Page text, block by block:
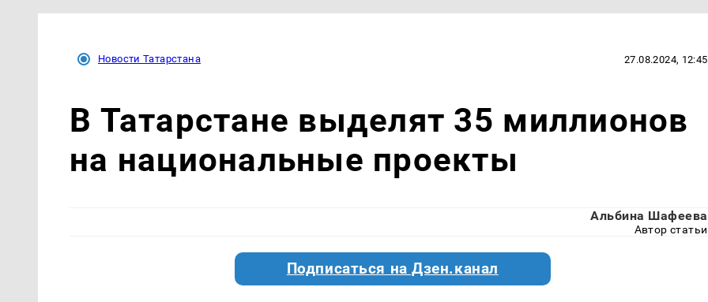
Новости Татарстана 27.08.2024, 12:45
В Татарстане выделят 35 миллионов
на национальные проекты
Альбина Шафеева
Автор статьи
Подписаться на Дзен.канал